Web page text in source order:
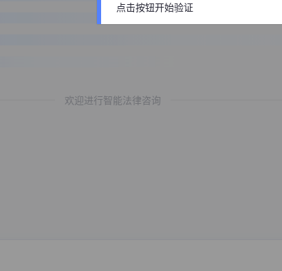
欢迎进行智能法律咨询
点击按钮开始验证